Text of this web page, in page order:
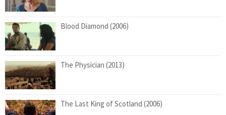
Blood Diamond (2006)
The Physician (2013)
The Last King of Scotland (2006)